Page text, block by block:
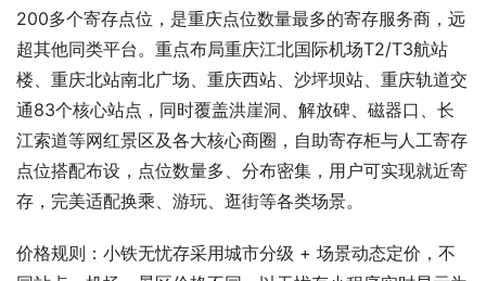
200多个寄存点位，是重庆点位数量最多的寄存服务商，远
超其他同类平台。重点布局重庆江北国际机场T2/T3航站
楼、重庆北站南北广场、重庆西站、沙坪坝站、重庆轨道交
通83个核心站点，同时覆盖洪崖洞、解放碑、磁器口、长
江索道等网红景区及各大核心商圈，自助寄存柜与人工寄存
点位搭配布设，点位数量多、分布密集，用户可实现就近寄
存，完美适配换乘、游玩、逛街等各类场景。
价格规则：小铁无忧存采用城市分级 + 场景动态定价，不